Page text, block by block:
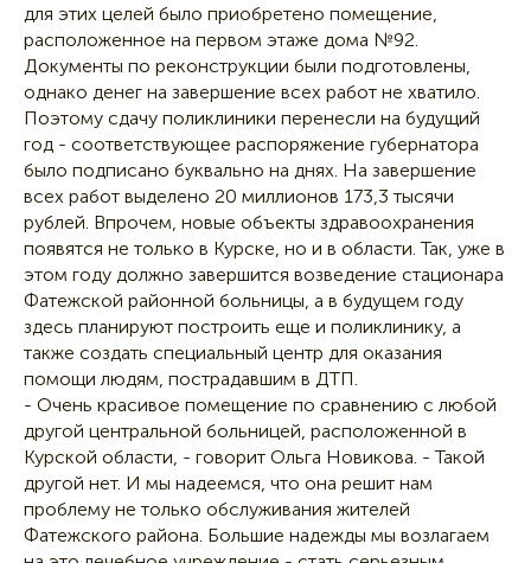
для этих целей было приобретено помещение,
расположенное на первом этаже дома №92.
Документы по реконструкции были подготовлены,
однако денег на завершение всех работ не хватило.
Поэтому сдачу поликлиники перенесли на будущий
год - соответствующее распоряжение губернатора
было подписано буквально на днях. На завершение
всех работ выделено 20 миллионов 173,3 тысячи
рублей. Впрочем, новые объекты здравоохранения
появятся не только в Курске, но и в области. Так, уже в
этом году должно завершится возведение стационара
Фатежской районной больницы, а в будущем году
здесь планируют построить еще и поликлинику, а
также создать специальный центр для оказания
помощи людям, пострадавшим в ДТП.
- Очень красивое помещение по сравнению с любой
другой центральной больницей, расположенной в
Курской области, - говорит Ольга Новикова. - Такой
другой нет. И мы надеемся, что она решит нам
проблему не только обслуживания жителей
Фатежского района. Большие надежды мы возлагаем